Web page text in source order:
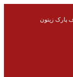
پارک زیتون